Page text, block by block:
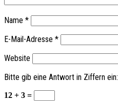
Name *
E-Mail-Adresse *
Website
Bitte gib eine Antwort in Ziffern ein:
12 + 3 =